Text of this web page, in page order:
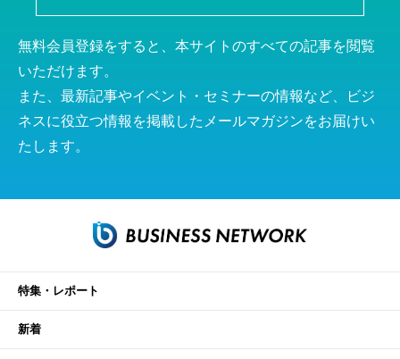
無料会員登録をすると、本サイトのすべての記事を閲覧
いただけます。
また、最新記事やイベント・セミナーの情報など、ビジ
ネスに役立つ情報を掲載したメールマガジンをお届けい
たします。
特集・レポート
新着